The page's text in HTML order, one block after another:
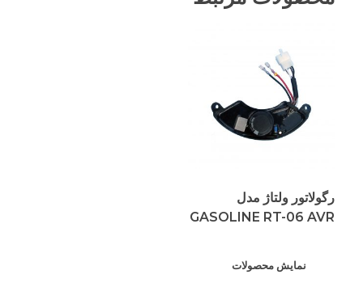
رگولاتور ولتاژ مدل
GASOLINE RT-06 AVR
نمایش محصولات